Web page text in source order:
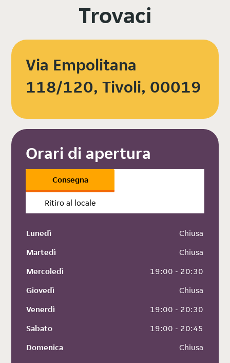
Trovaci
Via Empolitana
118/120, Tivoli, 00019
Orari di apertura
Consegna
Ritiro al locale
Lunedì
Chiusa
Martedì
Chiusa
Mercoledì
19:00 - 20:30
Giovedì
Chiusa
Venerdì
19:00 - 20:30
Sabato
19:00 - 20:45
Domenica
Chiusa